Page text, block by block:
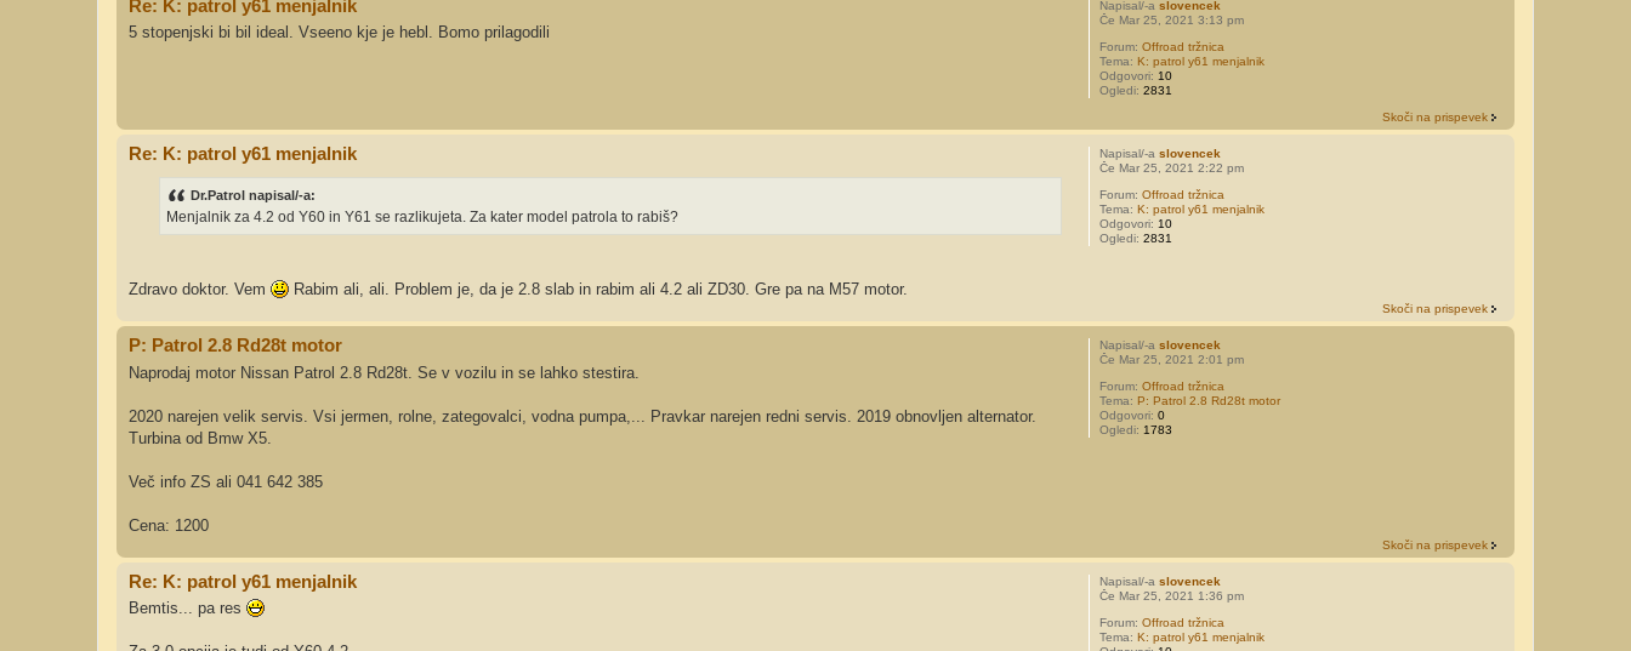
Napisal/-aslovencek
Če Mar 25, 2021 3:13 pm
Forum:Offroad tržnica
Tema:K: patrol y61 menjalnik
Odgovori: 10
Ogledi:2831
Re: K: patrol y61 menjalnik
5 stopenjski bi bil ideal. Vseeno kje je hebl. Bomo prilagodili
Skoči na prispevek
Napisal/-aslovencek
Če Mar 25, 2021 2:22 pm
Forum:Offroad tržnica
Tema:K: patrol y61 menjalnik
Odgovori: 10
Ogledi:2831
Re: K: patrol y61 menjalnik
Dr.Patrol napisal/-a:
Menjalnik za 4.2 od Y60 in Y61 se razlikujeta. Za kater model patrola to rabiš?
Zdravo doktor. Vem Rabim ali, ali. Problem je, da je 2.8 slab in rabim ali 4.2 ali ZD30. Gre pa na M57 motor.
Skoči na prispevek
Napisal/-aslovencek
Če Mar 25, 2021 2:01 pm
Forum:Offroad tržnica
Tema:P: Patrol 2.8 Rd28t motor
Odgovori:0
Ogledi: 1783
P: Patrol 2.8 Rd28t motor
Naprodaj motor Nissan Patrol 2.8 Rd28t. Se v vozilu in se lahko stestira.
2020 narejen velik servis. Vsi jermen, rolne, zategovalci, vodna pumpa,... Pravkar narejen redni servis. 2019 obnovljen alternator.
Turbina od Bmw X5.
Več info ZS ali 041 642 385
Cena: 1200
Skoči na prispevek
Napisal/-aslovencek
Če Mar 25, 2021 1:36 pm
Forum:Offroad tržnica
Tema:K: patrol y61 menjalnik
Re: K: patrol y61 menjalnik
Bemtis... pa res